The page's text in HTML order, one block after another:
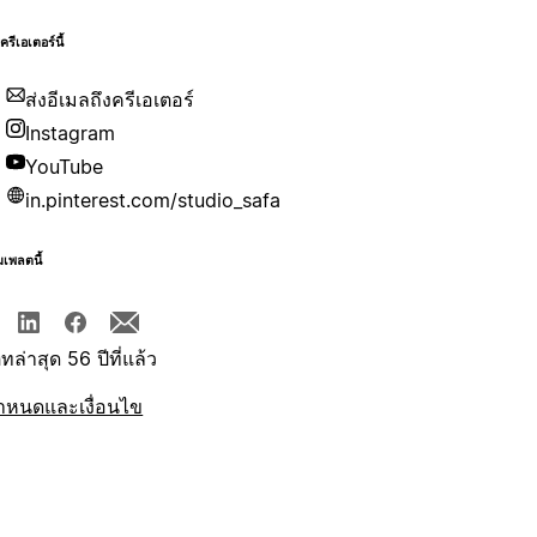
รีเอเตอร์นี้
ส่งอีเมลถึงครีเอเตอร์
Instagram
YouTube
in.pinterest.com/studio_safa
เพลตนี้
ทล่าสุด 56 ปีที่แล้ว
นดและเงื่อนไข